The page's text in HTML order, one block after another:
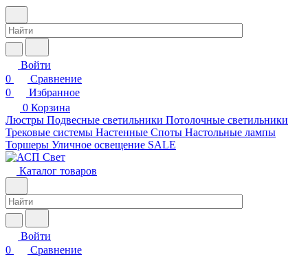
Войти
0
Сравнение
0
Избранное
0 Корзина
Люстры Подвесные светильники Потолочные светильники
Трековые системы Настенные Споты Настольные лампы
Торшеры Уличное освещение SALE
Каталог товаров
Войти
0
Сравнение